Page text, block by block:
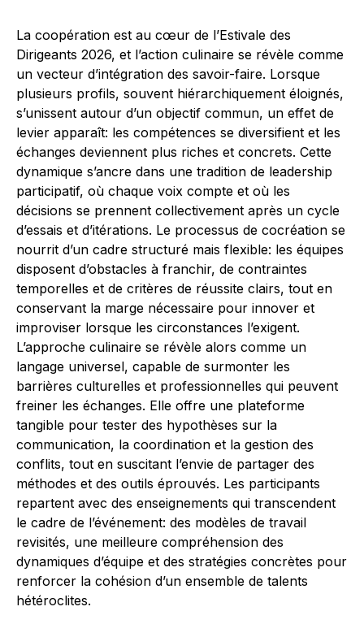
La coopération est au cœur de l’Estivale des
Dirigeants 2026, et l’action culinaire se révèle comme
un vecteur d’intégration des savoir-faire. Lorsque
plusieurs profils, souvent hiérarchiquement éloignés,
s’unissent autour d’un objectif commun, un effet de
levier apparaît: les compétences se diversifient et les
échanges deviennent plus riches et concrets. Cette
dynamique s’ancre dans une tradition de leadership
participatif, où chaque voix compte et où les
décisions se prennent collectivement après un cycle
d’essais et d’itérations. Le processus de cocréation se
nourrit d’un cadre structuré mais flexible: les équipes
disposent d’obstacles à franchir, de contraintes
temporelles et de critères de réussite clairs, tout en
conservant la marge nécessaire pour innover et
improviser lorsque les circonstances l’exigent.
L’approche culinaire se révèle alors comme un
langage universel, capable de surmonter les
barrières culturelles et professionnelles qui peuvent
freiner les échanges. Elle offre une plateforme
tangible pour tester des hypothèses sur la
communication, la coordination et la gestion des
conflits, tout en suscitant l’envie de partager des
méthodes et des outils éprouvés. Les participants
repartent avec des enseignements qui transcendent
le cadre de l’événement: des modèles de travail
revisités, une meilleure compréhension des
dynamiques d’équipe et des stratégies concrètes pour
renforcer la cohésion d’un ensemble de talents
hétéroclites.